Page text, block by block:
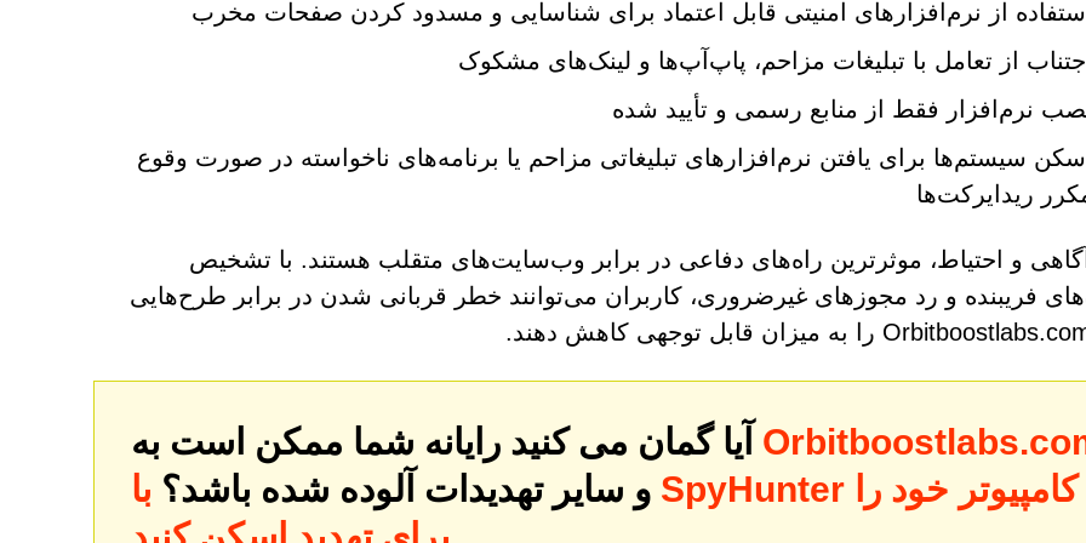
استفاده از نرم‌افزارهای امنیتی قابل اعتماد برای شناسایی و مسدود کردن صفحات مخرب
اجتناب از تعامل با تبلیغات مزاحم، پاپ‌آپ‌ها و لینک‌های مشکوک
نرم‌افزار فقط از منابع رسمی و تأیید شده
اسکن سیستم‌ها برای یافتن نرم‌افزارهای تبلیغاتی مزاحم یا برنامه‌های ناخواسته در صورت وقوع
ریدایرکت‌ها
و احتیاط، موثرترین راه‌های دفاعی در برابر وب‌سایت‌های متقلب هستند. با تشخیص
فریبنده و رد مجوزهای غیرضروری، کاربران می‌توانند خطر قربانی شدن در برابر طرح‌هایی
و سایر تهدیدات آلوده شده باشد؟ با SpyHunter کامپیوتر خود را